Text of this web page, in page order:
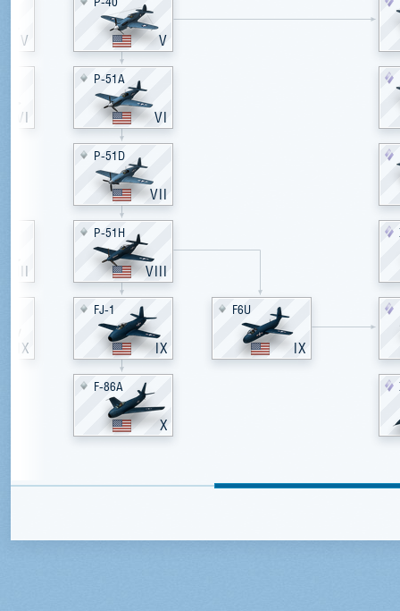
V
VI
VIII
IX
V
P-51A
VI
P-51D
VII
P-51H
VIII
FJ-1
IX
F-86A
X
F6U
IX